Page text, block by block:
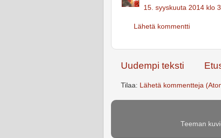
15. syyskuuta 2014 klo
Lähetä kommentti
Uudempi teksti
Tilaa: Lähetä kommentteja
Teeman